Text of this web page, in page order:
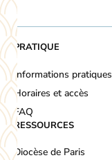
PRATIQUE
Informations pratiques
Horaires et accès
FAQ
RESSOURCES
Diocèse de Paris